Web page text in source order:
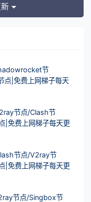
节
|免费上网梯子每天
节点/Clash节
|免费上网梯子每天更
节点/V2ray节
|免费上网梯子每天更
节点/Singbox节